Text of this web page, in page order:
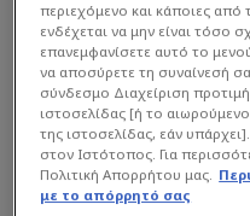
ποσό εκατομμυρίων
συνεργασία της
Ζερμέν.
περιεχόμενο και κάποιες από
ενδέχεται να μην είναι τόσο
επανεμφανίσετε αυτό το
να αποσύρετε τη συναίνεσή
σύνδεσμο Διαχείριση
ιστοσελίδας [ή το
της ιστοσελίδας, εάν
στον Ιστότοπος. Για
Πολιτική Απορρήτου μας.
με το απόρρητό σας